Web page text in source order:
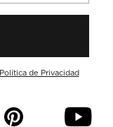
Política de Privacidad
p y